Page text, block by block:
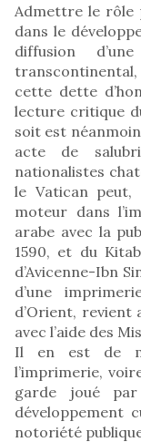
Admettre le rôle
dans le
diffusion
cette dette
lecture critique
soit est
acte de
nationalistes
le Vatican
moteur dans
arabe avec la
1590, et du
d’Avicenne-Ibn
d’une
d’Orient, revient
avec l’aide des
Il en est de
l’imprimerie,
garde joué par
développement
notoriété